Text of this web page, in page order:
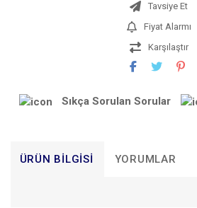
Tavsiye Et
Fiyat Alarmı
Karşılaştır
Sıkça Sorulan Sorular
ÜRÜN BILGISI YORUMLAR